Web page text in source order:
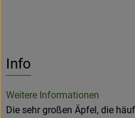
Info
Weitere Informationen
Die sehr großen Äpfel, die